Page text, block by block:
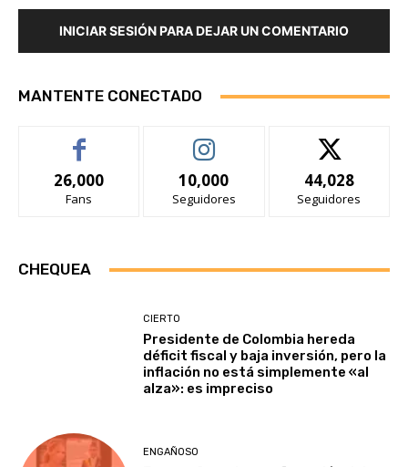
INICIAR SESIÓN PARA DEJAR UN COMENTARIO
MANTENTE CONECTADO
26,000
Fans
10,000
Seguidores
44,028
Seguidores
CHEQUEA
CIERTO
Presidente de Colombia hereda
déficit fiscal y baja inversión, pero la
inflación no está simplemente «al
alza»: es impreciso
ENGAÑOSO